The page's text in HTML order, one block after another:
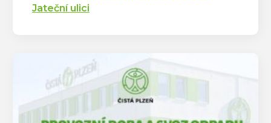
Jateční ulici